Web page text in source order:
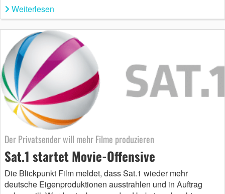
Weiterlesen
Der Privatsender will mehr Filme produzieren
Sat.1 startet Movie-Offensive
Die Blickpunkt Film meldet, dass Sat.1 wieder mehr
deutsche Eigenproduktionen ausstrahlen und in Auftrag